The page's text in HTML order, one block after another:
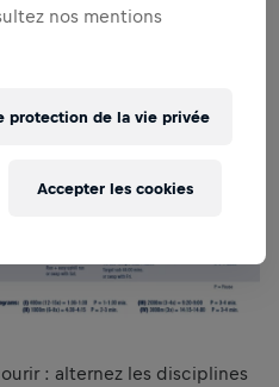
: alternez les disciplines
nos mentions
protection de la vie privée
Accepter les cookies